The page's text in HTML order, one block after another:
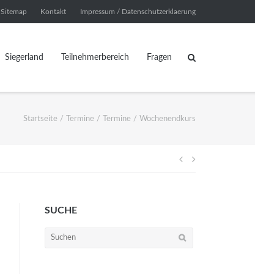
Sitemap Kontakt Impressum / Datenschutzerklaerung
Siegerland Teilnehmerbereich Fragen
Startseite / Termine / Termine / Wochenendkurs
SUCHE
Suchen